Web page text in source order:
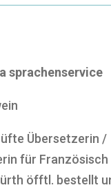
sprachenservice
Übersetzerin /
für Französisch
öfftl. bestellt